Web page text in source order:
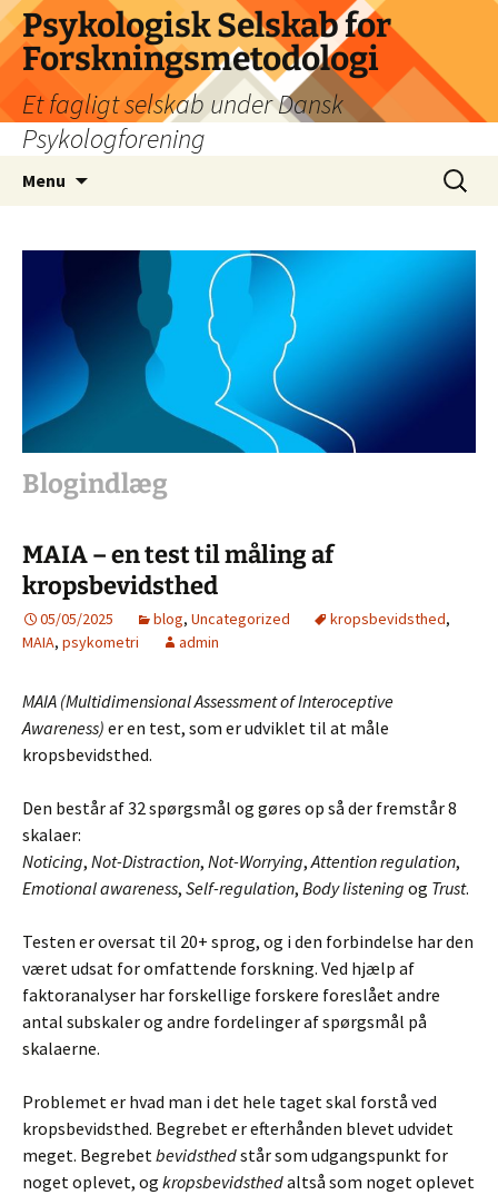
Psykologisk Selskab for
Forskningsmetodologi
Et fagligt selskab under Dansk
Psykologforening
Menu
Søg
efter:
Blogindlæg
MAIA – en test til måling af
kropsbevidsthed
05/05/2025 blog, Uncategorized kropsbevidsthed,
MAIA, psykometri admin
MAIA (Multidimensional Assessment of Interoceptive
Awareness) er en test, som er udviklet til at måle
kropsbevidsthed.
Den består af 32 spørgsmål og gøres op så der fremstår 8
skalaer:
Noticing, Not-Distraction, Not-Worrying,Attention regulation,
Emotional awareness, Self-regulation, Body listening og Trust.
Testen er oversat til 20+ sprog, og i den forbindelse har den
været udsat for omfattende forskning. Ved hjælp af
faktoranalyser har forskellige forskere foreslået andre
antal subskaler og andre fordelinger af spørgsmål på
skalaerne.
Problemet er hvad man i det hele taget skal forstå ved
kropsbevidsthed. Begrebet er efterhånden blevet udvidet
meget. Begrebetbevidsthedstår som udgangspunkt for
noget oplevet, og kropsbevidsthedaltså som noget oplevet